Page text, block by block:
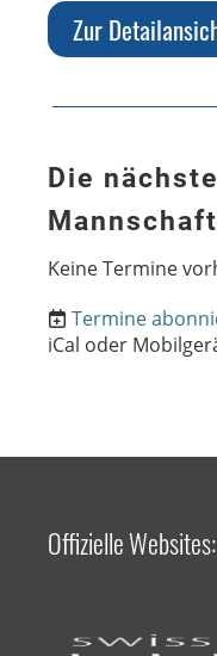
Zur
Die
Keine Termine
Termine
iCal oder
Offizielle Websites: